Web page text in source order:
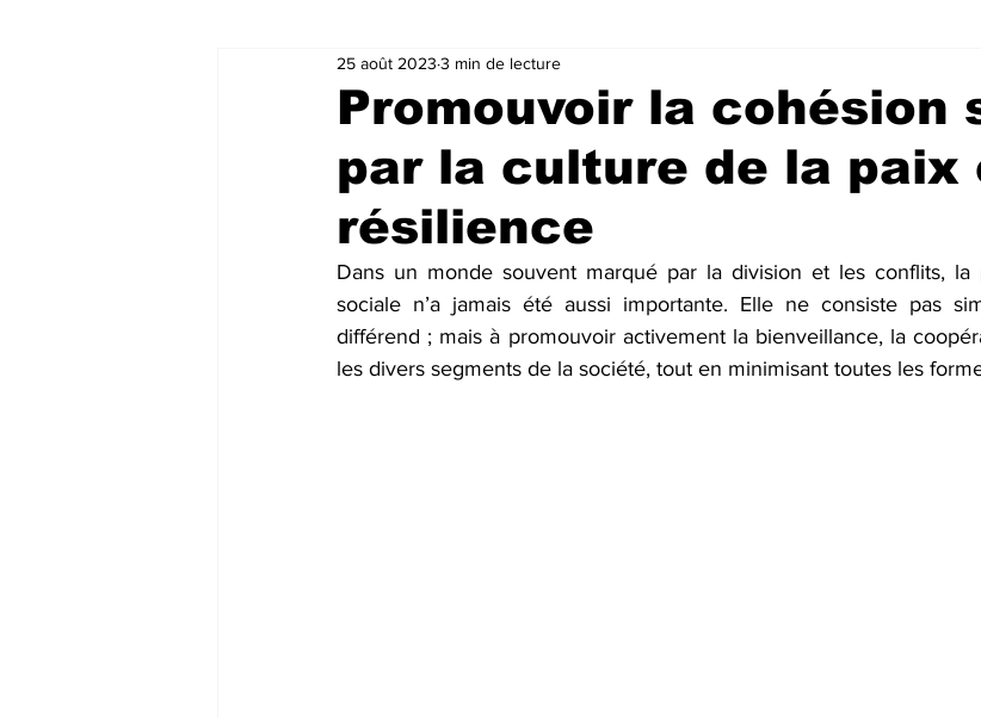
Promouvoir la cohésion
par la culture de la paix
résilience
25 août 2023 3 min de lecture
Dans un monde souvent marqué par la division et les conflits, la
sociale n’a jamais été aussi importante. Elle ne consiste pas
différend ; mais à promouvoir activement la bienveillance, la
les divers segments de la société, tout en minimisant toutes les